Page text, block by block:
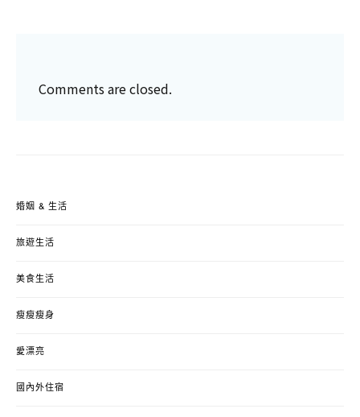
Comments are closed.
婚姻 & 生活
旅遊生活
美食生活
瘦瘦瘦身
愛漂亮
國內外住宿